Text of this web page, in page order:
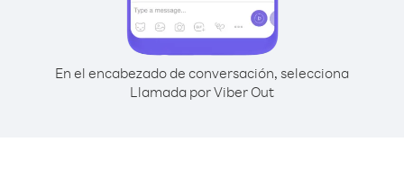
En el encabezado de conversación, selecciona
Llamada por Viber Out